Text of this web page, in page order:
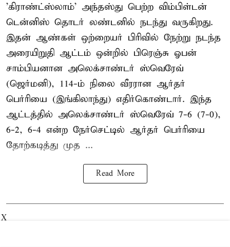
'கிராண்ட்ஸ்லாம்' அந்தஸ்து பெற்ற விம்பிள்டன்
டென்னிஸ் தொடர் லண்டனில் நடந்து வருகிறது.
இதன் ஆண்கள் ஒற்றையர் பிரிவில் நேற்று நடந்த
அரையிறுதி ஆட்டம் ஒன்றில் பிரெஞ்சு ஓபன்
சாம்பியனான அலெக்சாண்டர் ஸ்வெரேவ்
(ஜெர்மனி), 114-ம் நிலை வீரரான ஆர்தர்
பெர்ரியை (இங்கிலாந்து) எதிர்கொண்டார். இந்த
ஆட்டத்தில் அலெக்சாண்டர் ஸ்வெரேவ் 7-6 (7-0),
6-2, 6-4 என்ற நேர்செட்டில் ஆர்தர் பெர்ரியை
தோற்கடித்து முத ...
Read More
X